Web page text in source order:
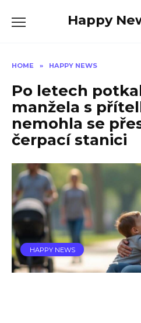
Happy
HOME » HAPPY NEWS
Po letech
manžela s
nemohla se
čerpací stanici
HAPPY NEWS